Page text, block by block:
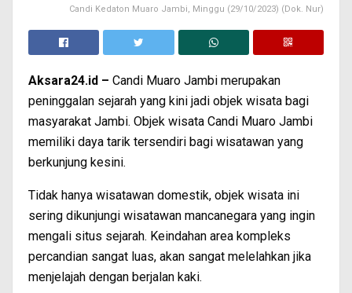
Candi Kedaton Muaro Jambi, Minggu (29/10/2023) (Dok. Nur)
Aksara24.id – Candi Muaro Jambi merupakan
peninggalan sejarah yang kini jadi objek wisata bagi
masyarakat Jambi. Objek wisata Candi Muaro Jambi
memiliki daya tarik tersendiri bagi wisatawan yang
berkunjung kesini.
Tidak hanya wisatawan domestik, objek wisata ini
sering dikunjungi wisatawan mancanegara yang ingin
mengali situs sejarah. Keindahan area kompleks
percandian sangat luas, akan sangat melelahkan jika
menjelajah dengan berjalan kaki.